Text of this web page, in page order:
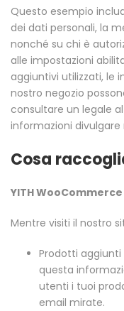
Questo esempio
dei dati personali, la
nonché su chi è
alle impostazioni
aggiuntivi utilizzati, le
nostro negozio
consultare un legale
informazioni divulgare
Cosa
YITH
Mentre visiti il nostro
Prodotti aggiunti
questa
utenti i tuoi
email mirate.